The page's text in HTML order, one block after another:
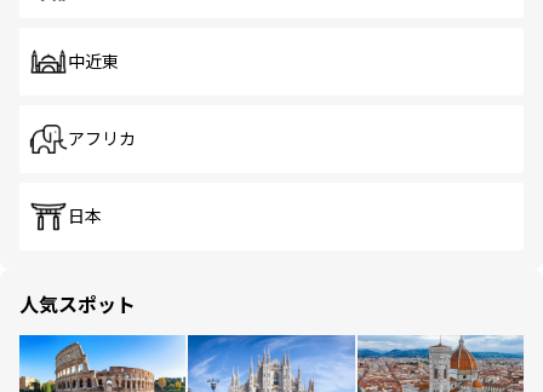
中近東
アフリカ
日本
人気スポット